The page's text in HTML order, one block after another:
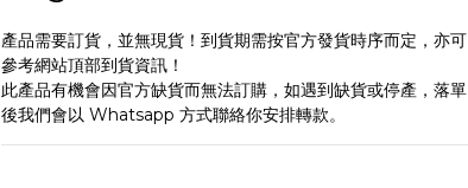
產品需要訂貨，並無現貨！到貨期需按官方發貨時序而定，亦可
參考網站頂部到貨資訊！
此產品有機會因官方缺貨而無法訂購，如遇到缺貨或停產，落單
後我們會以 Whatsapp 方式聯絡你安排轉款。